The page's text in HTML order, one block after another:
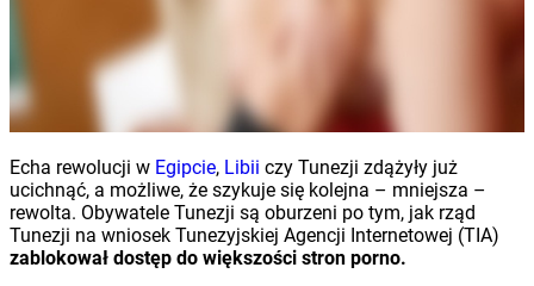
Echa rewolucji w Egipcie, Libii czy Tunezji zdążyły już
ucichnąć, a możliwe, że szykuje się kolejna – mniejsza –
rewolta. Obywatele Tunezji są oburzeni po tym, jak rząd
Tunezji na wniosek Tunezyjskiej Agencji Internetowej (TIA)
zablokował dostęp do większości stron porno.